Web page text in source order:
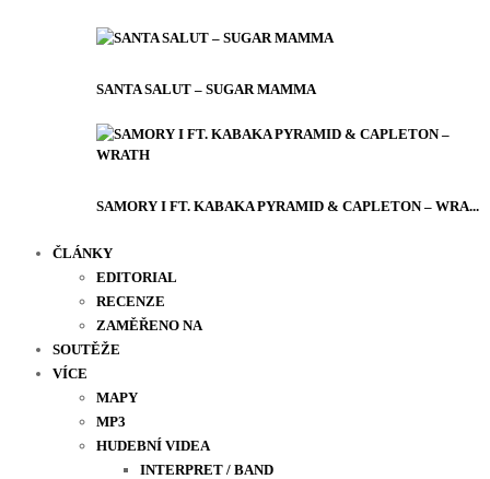
SANTA SALUT – SUGAR MAMMA
SAMORY I FT. KABAKA PYRAMID & CAPLETON – WRA...
ČLÁNKY
EDITORIAL
RECENZE
ZAMĚŘENO NA
SOUTĚŽE
VÍCE
MAPY
MP3
HUDEBNÍ VIDEA
INTERPRET / BAND